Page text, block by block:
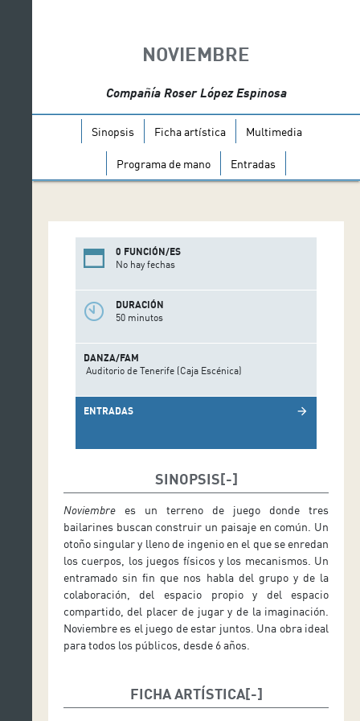
NOVIEMBRE
Compañía Roser López Espinosa
Sinopsis Ficha artística Multimedia
Programa de mano Entradas
0 FUNCIÓN/ES
No hay fechas
DURACIÓN
50 minutos
DANZA/FAM
Auditorio de Tenerife (Caja Escénica)
ENTRADAS arrow_forward
SINOPSIS
Noviembrees un terreno de juego donde tres
bailarines buscan construir un paisaje en común. Un
otoño singular y lleno de ingenio en el que se enredan
los cuerpos, los juegos físicos y los mecanismos. Un
entramado sin fin que nos habla del grupo y de la
colaboración, del espacio propio y del espacio
compartido, del placer de jugar y de la imaginación.
Noviembre es el juego de estar juntos. Una obra ideal
para todos los públicos, desde 6 años.
FICHA ARTÍSTICA